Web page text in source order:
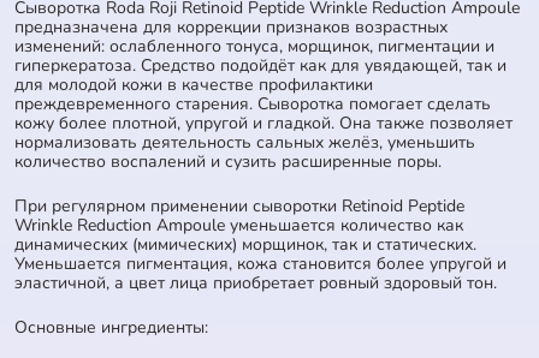
Сыворотка Roda Roji Retinoid Peptide Wrinkle Reduction Ampoule
предназначена для коррекции признаков возрастных
изменений: ослабленного тонуса, морщинок, пигментации и
гиперкератоза. Средство подойдёт как для увядающей, так и
для молодой кожи в качестве профилактики
преждевременного старения. Сыворотка помогает сделать
кожу более плотной, упругой и гладкой. Она также позволяет
нормализовать деятельность сальных желёз, уменьшить
количество воспалений и сузить расширенные поры.
При регулярном применении сыворотки Retinoid Peptide
Wrinkle Reduction Ampoule уменьшается количество как
динамических (мимических) морщинок, так и статических.
Уменьшается пигментация, кожа становится более упругой и
эластичной, а цвет лица приобретает ровный здоровый тон.
Основные ингредиенты: